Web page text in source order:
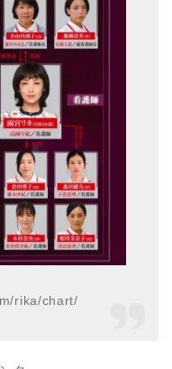
rika/chart/